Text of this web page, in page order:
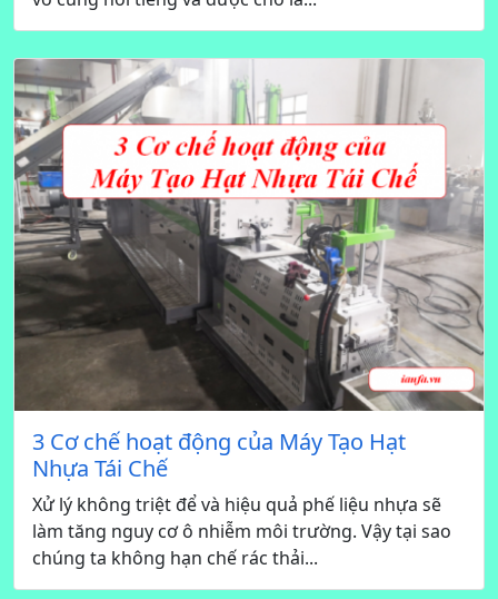
3 Cơ chế hoạt động của Máy Tạo Hạt
Nhựa Tái Chế
Xử lý không triệt để và hiệu quả phế liệu nhựa sẽ
làm tăng nguy cơ ô nhiễm môi trường. Vậy tại sao
chúng ta không hạn chế rác thải...